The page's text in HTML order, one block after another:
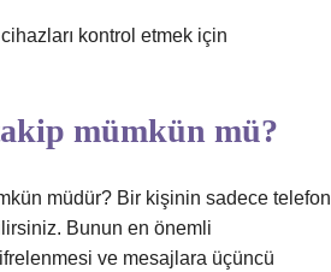
kontrol etmek için
mümkün mü?
müdür? Bir kişinin sadece telefon
Bunun en önemli
ve mesajlara üçüncü